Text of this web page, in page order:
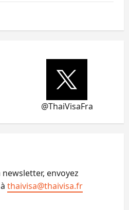
@ThaiVisaFra
envoyez
thaivisa@thaivisa.fr